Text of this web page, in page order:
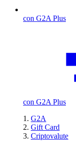
con G2A Plus
con G2A Plus
G2A
Gift Card
Criptovalute